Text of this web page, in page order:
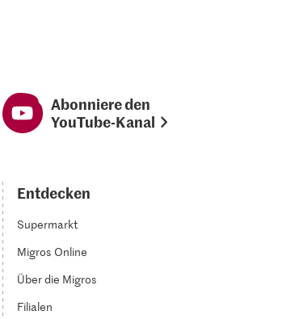
Abonniere den
YouTube-Kanal
Entdecken
Supermarkt
Migros Online
Über die Migros
Filialen